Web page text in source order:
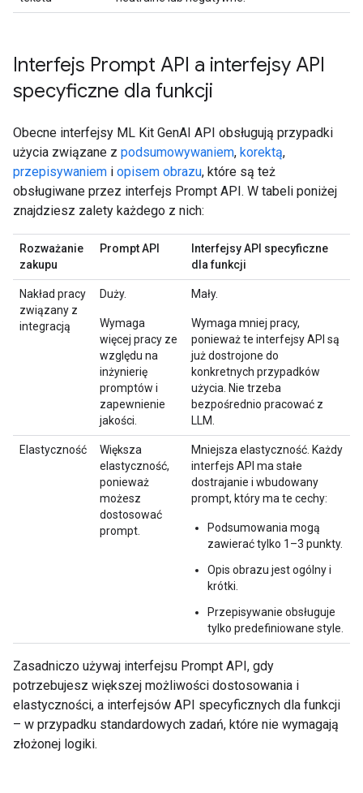
Interfejs Prompt API a interfejsy API
specyficzne dla funkcji
Obecne interfejsy ML Kit GenAI API obsługują przypadki
użycia związane z podsumowywaniem, korektą,
przepisywaniem i opisem obrazu, które są też
obsługiwane przez interfejs Prompt API. W tabeli poniżej
znajdziesz zalety każdego z nich:
Rozważanie
zakupu
Prompt API
Interfejsy API specyficzne
dla funkcji
Nakład pracy
związany z
integracją
Duży.
Wymaga
więcej pracy ze
względu na
inżynierię
promptów i
zapewnienie
jakości.
Mały.
Wymaga mniej pracy,
ponieważ te interfejsy API są
już dostrojone do
konkretnych przypadków
użycia. Nie trzeba
bezpośrednio pracować z
LLM.
Elastyczność
Większa
elastyczność,
ponieważ
możesz
dostosować
prompt.
Mniejsza elastyczność. Każdy
interfejs API ma stałe
dostrajanie i wbudowany
prompt, który ma te cechy:
Podsumowania mogą
zawierać tylko 1–3 punkty.
Opis obrazu jest ogólny i
krótki.
Przepisywanie obsługuje
tylko predefiniowane style.
Zasadniczo używaj interfejsu Prompt API, gdy
potrzebujesz większej możliwości dostosowania i
elastyczności, a interfejsów API specyficznych dla funkcji
– w przypadku standardowych zadań, które nie wymagają
złożonej logiki.